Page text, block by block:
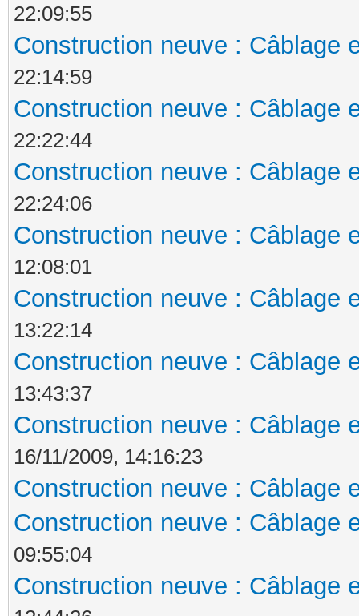
22:09:55
Construction neuve : Câblage
22:14:59
Construction neuve : Câblage
22:22:44
Construction neuve : Câblage
22:24:06
Construction neuve : Câblage
12:08:01
Construction neuve : Câblage
13:22:14
Construction neuve : Câblage
13:43:37
Construction neuve : Câblage
16/11/2009, 14:16:23
Construction neuve : Câblage
Construction neuve : Câblage
09:55:04
Construction neuve : Câblage